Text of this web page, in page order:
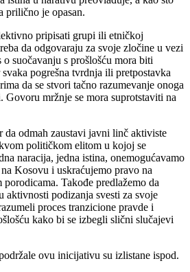
prilično je opasan.
pripisati grupi ili etničkoj
da odgovaraju za svoje zločine u vezi
suočavanju s prošlošću mora biti
pogrešna tvrdnja ili pretpostavka
da se stvori tačno razumevanje onoga
Govoru mržnje se mora suprotstaviti na
da odmah zaustavi javni linč aktiviste
političkom elitom u kojoj se
naracija, jedna istina, onemogućavamo
Kosovu i uskraćujemo pravo na
Takođe predlažemo da
aktivnosti podizanja svesti za svoje
proces tranzicione pravde i
kako bi se izbegli slični slučajevi
ovu inicijativu su izlistane ispod.